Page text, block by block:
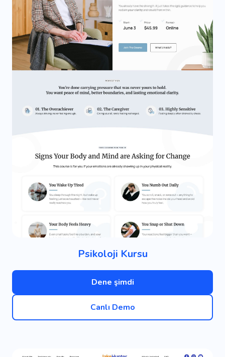
Psikoloji Kursu
Dene şimdi
Canlı Demo